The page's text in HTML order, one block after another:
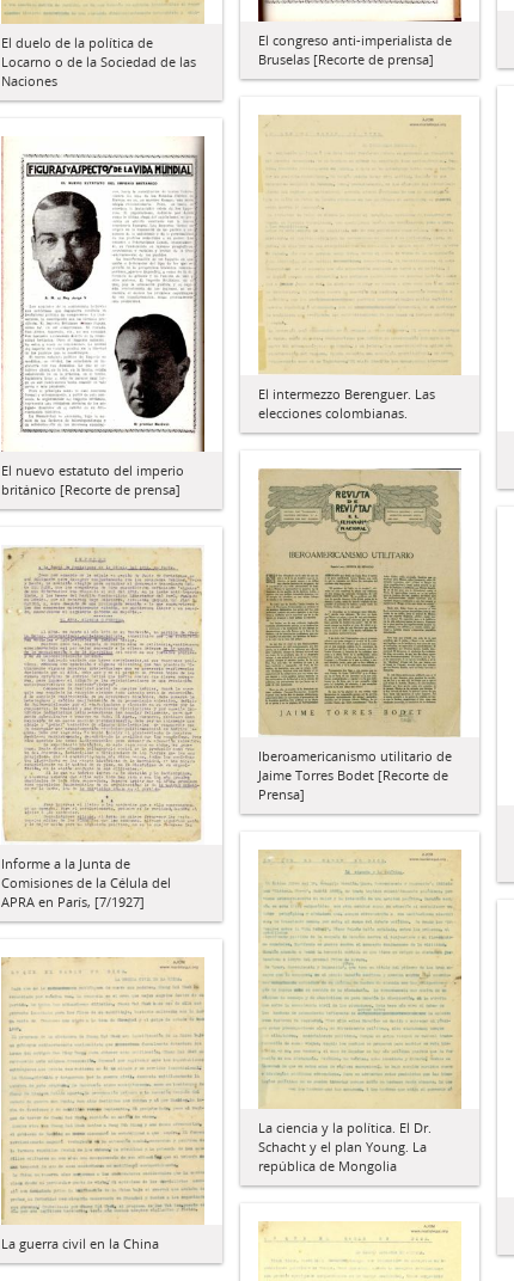
El congreso anti-imperialista de
Bruselas [Recorte de prensa]
El duelo de la política de
Locarno o de la Sociedad de las
Naciones
El intermezzo Berenguer. Las
elecciones colombianas.
El nuevo estatuto del imperio
británico [Recorte de prensa]
Iberoamericanismo utilitario de
Jaime Torres Bodet [Recorte de
Prensa]
Informe a la Junta de
Comisiones de la Célula del
APRA en París, [7/1927]
La ciencia y la política. El Dr.
Schacht y el plan Young. La
república de Mongolia
La guerra civil en la China